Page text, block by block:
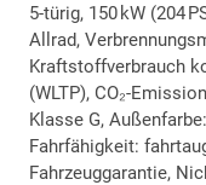
5-türig, 150 kW (204
Allrad,
Kraftstoffverbrauch
(WLTP), CO₂-
Klasse G,
Fahrfähigkeit:
Fahrzeuggarantie,